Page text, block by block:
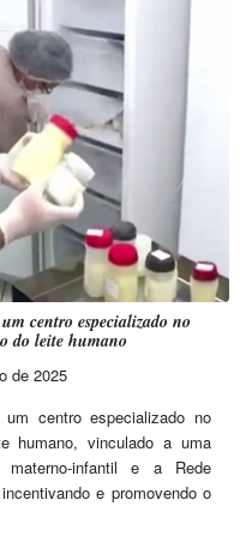
centro especializado no
do leite humano
de 2025
centro especializado no
humano, vinculado a uma
materno-infantil e a Rede
e promovendo o